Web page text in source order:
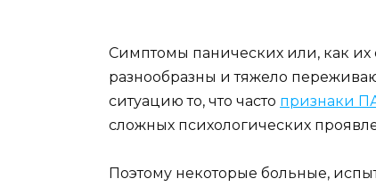
Симптомы панических или, как их
разнообразны и тяжело
ситуацию то, что часто признаки
сложных психологических
Поэтому некоторые больные,